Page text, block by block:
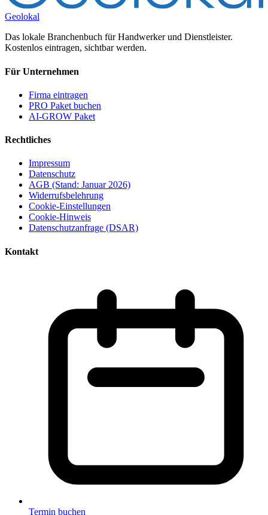
Geolokal
Das lokale Branchenbuch für Handwerker und Dienstleister.
Kostenlos eintragen, sichtbar werden.
Für Unternehmen
Firma eintragen
PRO Paket buchen
AI-GROW Paket
Rechtliches
Impressum
Datenschutz
AGB (Stand: Januar 2026)
Widerrufsbelehrung
Cookie-Einstellungen
Cookie-Hinweis
Datenschutzanfrage (DSAR)
Kontakt
Termin buchen